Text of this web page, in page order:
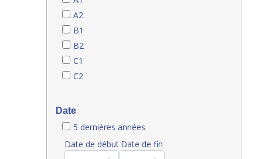
A2
B1
B2
C1
C2
Date
5 dernières années
Date de début Date de fin